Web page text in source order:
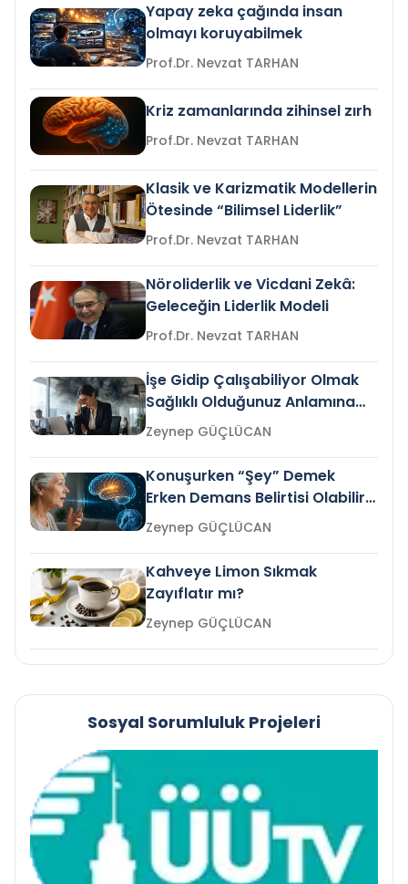
Yapay zeka çağında insan
olmayı koruyabilmek
Prof.Dr. Nevzat TARHAN
Kriz zamanlarında zihinsel zırh
Prof.Dr. Nevzat TARHAN
Klasik ve Karizmatik Modellerin
Ötesinde “Bilimsel Liderlik”
Prof.Dr. Nevzat TARHAN
Nöroliderlik ve Vicdani Zekâ:
Geleceğin Liderlik Modeli
Prof.Dr. Nevzat TARHAN
İşe Gidip Çalışabiliyor Olmak
Sağlıklı Olduğunuz Anlamına
Gelir mi?Zeynep GÜÇLÜCAN
Konuşurken “Şey” Demek
Erken Demans Belirtisi Olabilir
mi?
Zeynep GÜÇLÜCAN
Kahveye Limon Sıkmak
Zayıflatır mı?
Zeynep GÜÇLÜCAN
Sosyal Sorumluluk Projeleri